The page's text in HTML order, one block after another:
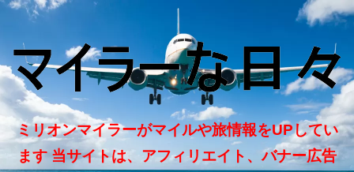
ミリオンマイラーがマイルや旅情報をUPしてい
ます 当サイトは、アフィリエイト、バナー広告